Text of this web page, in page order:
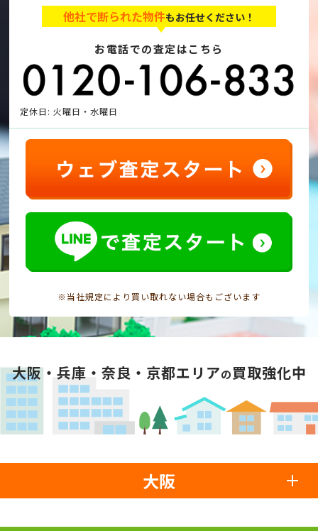
他社で断られた物件もお任せください！
お電話での査定はこちら
定休日: 火曜日・水曜日
※当社規定により買い取れない場合もございます
大阪・兵庫・奈良・京都エリアの買取強化中
大阪